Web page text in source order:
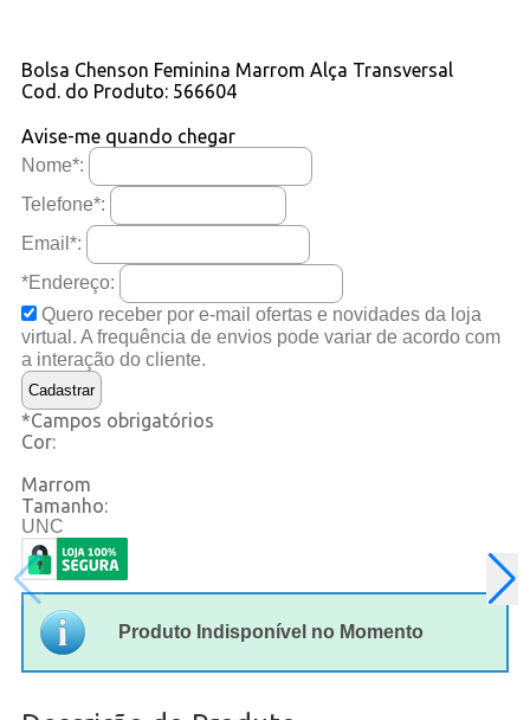
Bolsa Chenson Feminina Marrom Alça Transversal
Cod. do Produto: 566604
Avise-me quando chegar
Nome*:
Telefone*:
Email *:
*Endereço:
Quero receber por e-mail ofertas e novidades da loja
virtual. A frequência de envios pode variar de acordo com
a interação do cliente.
*Campos obrigatórios
Cor:
Marrom
Tamanho:
UNC
Produto Indisponível no Momento